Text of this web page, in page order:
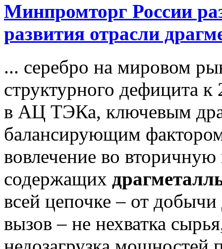
Минпромторг России
развития отрасли
... серебро на мировом
структурного дефицита
в АЦ ТЭКа, ключевым
балансирующим
вовлечение во
содержащих
всей цепочке – от
вызов – не нехватка